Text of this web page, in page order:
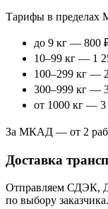
Тарифы в
до 9 кг — 800
10–99 кг — 1
100–299 кг —
300–999 кг —
от 1000 кг — 3
За МКАД — от 2
Доставка
Отправляем СДЭК,
по выбору